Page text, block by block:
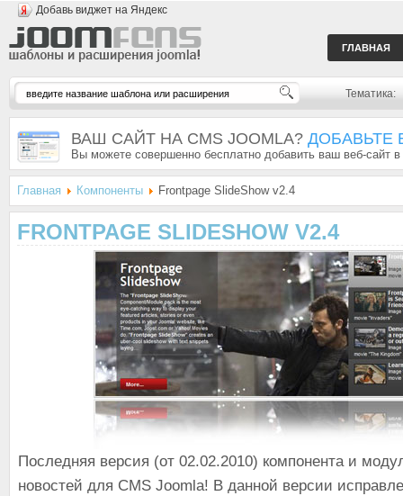
Добавь виджет на Яндекс
ГЛАВНАЯ
Тематика:
ВАШ САЙТ НА CMS JOOMLA? ДОБАВЬТЕ
Вы можете совершенно бесплатно добавить ваш веб-сайт
Главная Компоненты Frontpage SlideShow v2.4
FRONTPAGE SLIDESHOW V2.4
Последняя версия (от 02.02.2010) компонента и
новостей для CMS Joomla! В данной версии